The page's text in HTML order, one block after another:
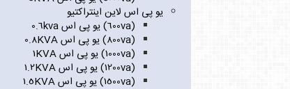
یو پی اس لاین اینتراکتیو
(600va) یو پی اس 0.6kva
(800va) یو پی اس 0.8KVA
(1000va) یو پی اس 1KVA
(1200va) یو پی اس 1.2KVA
(1500va) یو پی اس 1.5KVA